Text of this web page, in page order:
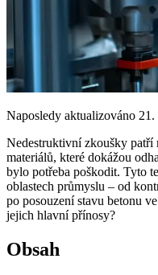
Naposledy aktualizováno 21.
Nedestruktivní zkoušky patří
materiálů, které dokážou
bylo potřeba poškodit. Tyto
oblastech průmyslu – od
po posouzení stavu betonu
jejich hlavní přínosy?
Obsah